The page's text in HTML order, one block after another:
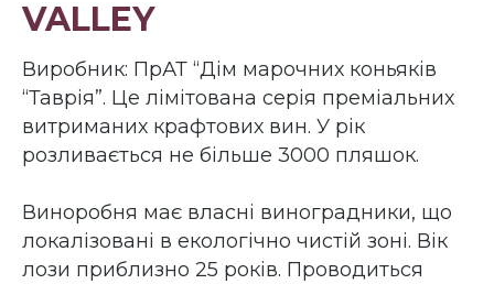
VALLEY
Виробник: ПрАТ “Дім марочних коньяків
“Таврія”. Це лімітована серія преміальних
витриманих крафтових вин. У рік
розливається не більше 3000 пляшок.
Виноробня має власні виноградники, що
локалізовані в екологічно чистій зоні. Вік
лози приблизно 25 років. Проводиться